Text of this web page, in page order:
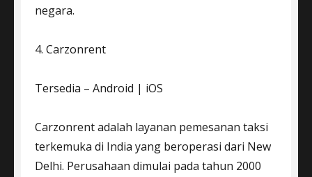
negara.
4. Carzonrent
Tersedia – Android | iOS
Carzonrent adalah layanan pemesanan taksi
terkemuka di India yang beroperasi dari New
Delhi. Perusahaan dimulai pada tahun 2000